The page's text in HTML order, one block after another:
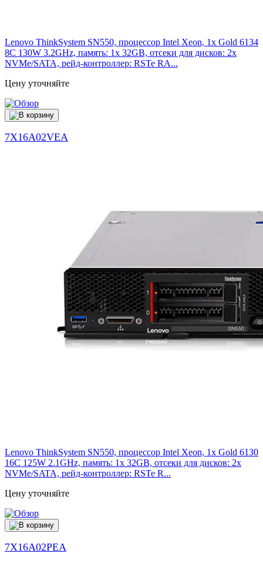
Lenovo ThinkSystem SN550, процессор Intel Xeon, 1x Gold 6134
8C 130W 3.2GHz, память: 1x 32GB, отсеки для дисков: 2x
NVMe/SATA, рейд-контроллер: RSTe RA...
Цену уточняйте
7X16A02VEA
Lenovo ThinkSystem SN550, процессор Intel Xeon, 1x Gold 6130
16C 125W 2.1GHz, память: 1x 32GB, отсеки для дисков: 2x
NVMe/SATA, рейд-контроллер: RSTe R...
Цену уточняйте
7X16A02PEA